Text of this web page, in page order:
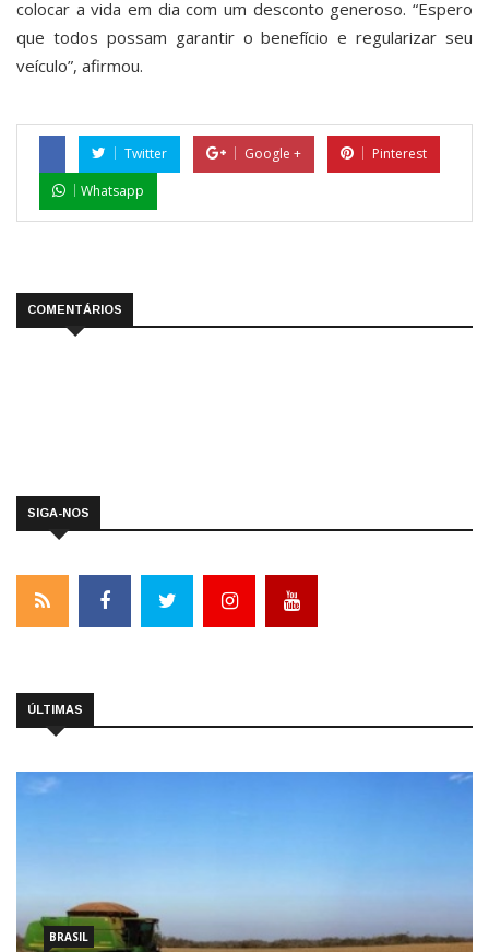
colocar a vida em dia com um desconto generoso. “Espero
que todos possam garantir o benefício e regularizar seu
veículo”, afirmou.
Twitter Google +
Pinterest
Whatsapp
COMENTÁRIOS
SIGA-NOS
ÚLTIMAS
BRASIL